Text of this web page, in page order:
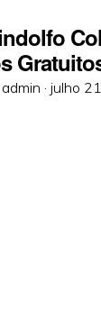
admin · Posted
julho